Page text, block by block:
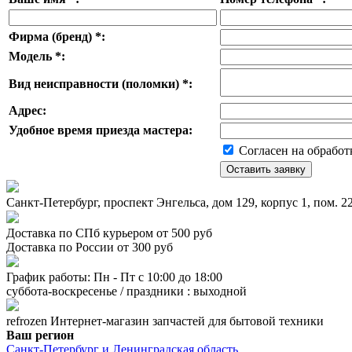
Фирма (бренд) *:
Модель *:
Вид неисправности (поломки) *:
Адрес:
Удобное время приезда мастера:
Согласен на
Санкт-Петербург, проспект Энгельса, дом 129, корпус 1, пом.
Доставка по СПб курьером от 500 руб
Доставка по России от 300 руб
График работы: Пн - Пт с 10:00 до 18:00
суббота-воскресенье / праздники : выходной
refrozen Интернет-магазин запчастей для бытовой техники
Ваш регион